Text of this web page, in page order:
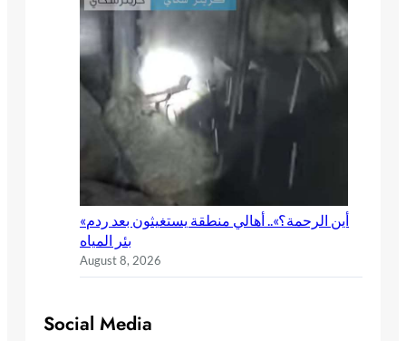
«أين الرحمة؟».. أهالي منطقة يستغيثون بعد ردم
بئر المياه
August 8, 2026
Social Media